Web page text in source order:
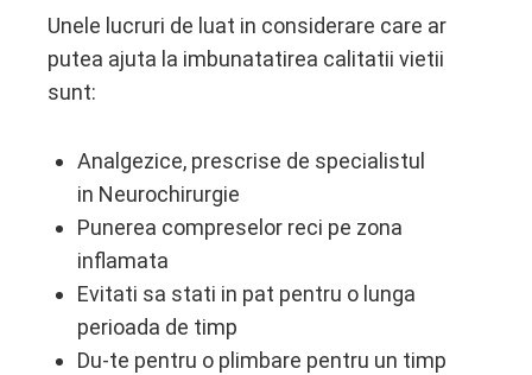
Unele lucruri de luat in considerare care ar
putea ajuta la imbunatatirea calitatii vietii
sunt:
Analgezice, prescrise de specialistul
in Neurochirurgie
Punerea compreselor reci pe zona
inflamata
Evitati sa stati in pat pentru o lunga
perioada de timp
Du-te pentru o plimbare pentru un timp